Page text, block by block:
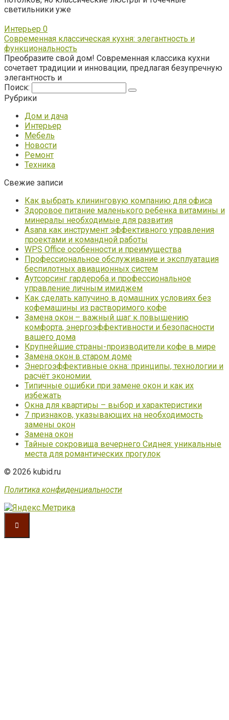
светильники уже
Интерьер 0
Современная классическая кухня: элегантность и
функциональность
Преобразите свой дом! Современная классика кухни
сочетает традиции и инновации, предлагая безупречную
элегантность и
Поиск:
Рубрики
Дом и дача
Интерьер
Мебель
Новости
Ремонт
Техника
Свежие записи
Как выбрать клининговую компанию для офиса
Здоровое питание маленького ребенка витамины и
минералы необходимые для развития
Asana как инструмент эффективного управления
проектами и командной работы
WPS Office особенности и преимущества
Профессиональное обслуживание и эксплуатация
беспилотных авиационных систем
Аутсорсинг гардероба и профессиональное
управление личным имиджем
Как сделать капучино в домашних условиях без
кофемашины из растворимого кофе
Замена окон – важный шаг к повышению
комфорта, энергоэффективности и безопасности
вашего дома
Крупнейшие страны-производители кофе в мире
Замена окон в старом доме
Энергоэффективные окна: принципы, технологии и
расчёт экономии.
Типичные ошибки при замене окон и как их
избежать
Окна для квартиры – выбор и характеристики
7 признаков, указывающих на необходимость
замены окон
Замена окон
Тайные сокровища вечернего Сиднея: уникальные
места для романтических прогулок
© 2026 kubid.ru
Политика конфиденциальности